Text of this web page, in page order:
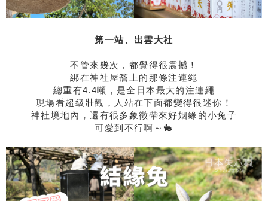
第一站、出雲大社
不管來幾次，都覺得很震撼！
綁在神社屋簷上的那條注連繩
總重有4.4噸，是全日本最大的注連繩
現場看超級壯觀，人站在下面都變得很迷你！
神社境地內，還有很多象徵帶來好姻緣的小兔子
可愛到不行啊～🐇